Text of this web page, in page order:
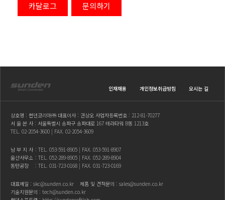
카달로그 문의하기
인재채용 개인정보취급방침 오시는 길
상호명 : 썬덴코리아㈜ 대표이사 : 권상오 사업자등록번호 : 212-81-70277
서 울 본 사 : 서울특별시 송파구 송파대로 167 테라타워 B동 1213호
TEL. 02-2054-3600 | FAX. 02-2054-3609
남 부 지 사 : TEL. 053-591-8905 | FAX. 053-591-8907
울산사무소 : TEL. 052-289-8905 | FAX. 052-289-8904
동탄공장
: TEL. 031-723-0168 | FAX. 031-723-0169
대표메일 : skc@sunden.co.kr 제품 및 견적문의 : sales@sunden.co.kr
기술지원문의 : tech@sunden.co.kr